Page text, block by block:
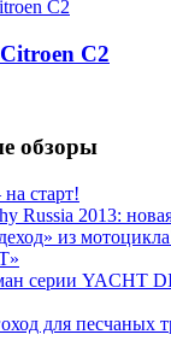
С2
обзоры
старт!
Russia 2013:
из
серии YACHT
для песчаных